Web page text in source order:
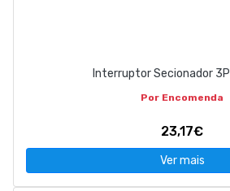
Interruptor Secionador
Por Encomenda
23,17€
Ver mais